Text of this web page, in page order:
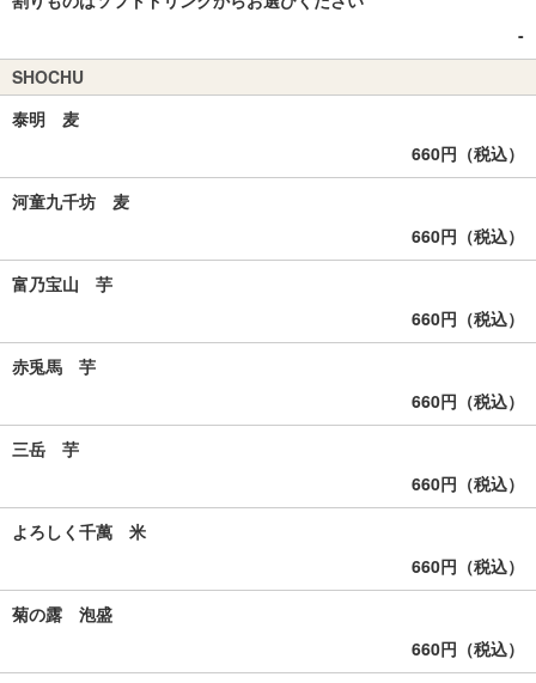
-
SHOCHU
泰明 麦
660円（税込）
河童九千坊 麦
660円（税込）
富乃宝山 芋
660円（税込）
赤兎馬 芋
660円（税込）
三岳 芋
660円（税込）
よろしく千萬 米
660円（税込）
菊の露 泡盛
660円（税込）